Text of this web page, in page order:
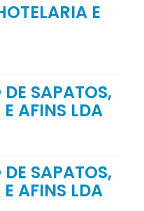
E
SAPATOS,
AFINS LDA
SAPATOS,
AFINS LDA